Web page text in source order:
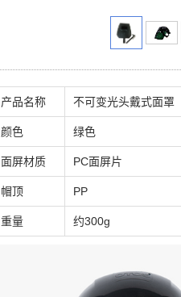
产品名称 不可变光头戴式面罩
颜色 绿色
面屏材质 PC面屏片
帽顶 PP
重量 约300g